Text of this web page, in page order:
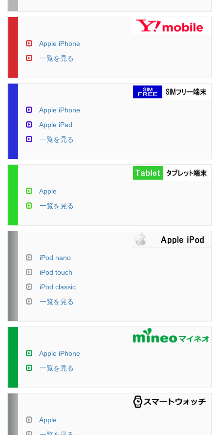
Apple iPhone
一覧を見る
Apple iPhone
Apple iPad
一覧を見る
Apple
一覧を見る
iPod nano
iPod touch
iPod classic
一覧を見る
Apple iPhone
一覧を見る
Apple